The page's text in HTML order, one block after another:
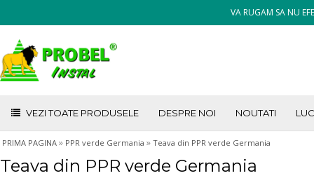
VA RUGAM SA NU
VEZI TOATE PRODUSELE DESPRE NOI NOUTATI
PRIMA PAGINA » PPR verde Germania » Teava din PPR verde Germania
Teava din PPR verde Germania